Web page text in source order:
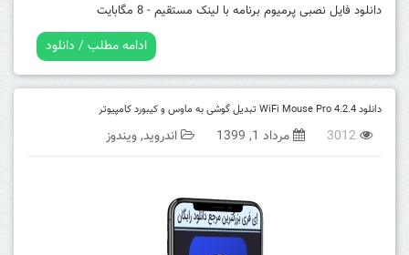
دانلود فایل نصبی پرمیوم برنامه با لینک مستقیم - 8 مگابایت
ادامه مطلب / دانلود
دانلود WiFi Mouse Pro 4.2.4 تبدیل گوشی به ماوس و کیبورد کامپیوتر
3012 مرداد 1, 1399 اندروید,ویندوز